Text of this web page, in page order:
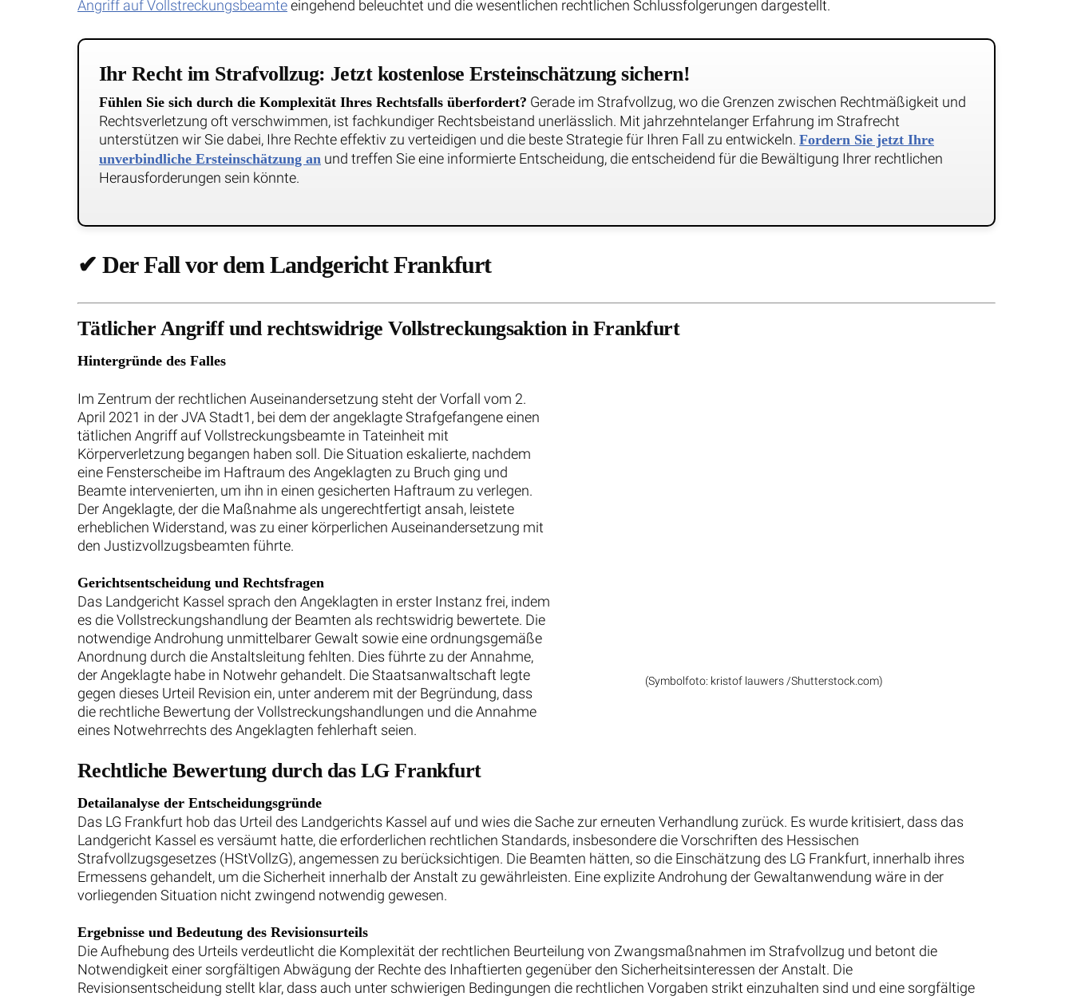
Angriff auf Vollstreckungsbeamteeingehend beleuchtet und die wesentlichen rechtlichen Schlussfolgerungen dargestellt.
Ihr Recht im Strafvollzug: Jetzt kostenlose Ersteinschätzung sichern!
Fühlen Sie sich durch die Komplexität Ihres Rechtsfalls überfordert? Gerade im Strafvollzug, wo die Grenzen zwischen Rechtmäßigkeit und
Rechtsverletzung oft verschwimmen, ist fachkundiger Rechtsbeistand unerlässlich. Mit jahrzehntelanger Erfahrung im Strafrecht
unterstützen wir Sie dabei, Ihre Rechte effektiv zu verteidigen und die beste Strategie für Ihren Fall zu entwickeln. Fordern Sie jetzt Ihre
unverbindliche Ersteinschätzung an und treffen Sie eine informierte Entscheidung, die entscheidend für die Bewältigung Ihrer rechtlichen
Herausforderungen sein könnte.
✔ Der Fall vor dem Landgericht Frankfurt
Tätlicher Angriff und rechtswidrige Vollstreckungsaktion in Frankfurt
Hintergründe des Falles
(Symbolfoto: kristof lauwers /Shutterstock.com)
Im Zentrum der rechtlichen Auseinandersetzung steht der Vorfall vom 2.
April 2021 in der JVA Stadt1, bei dem der angeklagte Strafgefangene einen
tätlichen Angriff auf Vollstreckungsbeamte in Tateinheit mit
Körperverletzung begangen haben soll. Die Situation eskalierte, nachdem
eine Fensterscheibe im Haftraum des Angeklagten zu Bruch ging und
Beamte intervenierten, um ihn in einen gesicherten Haftraum zu verlegen.
Der Angeklagte, der die Maßnahme als ungerechtfertigt ansah, leistete
erheblichen Widerstand, was zu einer körperlichen Auseinandersetzung mit
den Justizvollzugsbeamten führte.
Gerichtsentscheidung und Rechtsfragen
Das Landgericht Kassel sprach den Angeklagten in erster Instanz frei, indem
es die Vollstreckungshandlung der Beamten als rechtswidrig bewertete. Die
notwendige Androhung unmittelbarer Gewalt sowie eine ordnungsgemäße
Anordnung durch die Anstaltsleitung fehlten. Dies führte zu der Annahme,
der Angeklagte habe in Notwehr gehandelt. Die Staatsanwaltschaft legte
gegen dieses Urteil Revision ein, unter anderem mit der Begründung, dass
die rechtliche Bewertung der Vollstreckungshandlungen und die Annahme
eines Notwehrrechts des Angeklagten fehlerhaft seien.
Rechtliche Bewertung durch das LG Frankfurt
Detailanalyse der Entscheidungsgründe
Das LG Frankfurt hob das Urteil des Landgerichts Kassel auf und wies die Sache zur erneuten Verhandlung zurück. Es wurde kritisiert, dass das
Landgericht Kassel es versäumt hatte, die erforderlichen rechtlichen Standards, insbesondere die Vorschriften des Hessischen
Strafvollzugsgesetzes (HStVollzG), angemessen zu berücksichtigen. Die Beamten hätten, so die Einschätzung des LG Frankfurt, innerhalb ihres
Ermessens gehandelt, um die Sicherheit innerhalb der Anstalt zu gewährleisten. Eine explizite Androhung der Gewaltanwendung wäre in der
vorliegenden Situation nicht zwingend notwendig gewesen.
Ergebnisse und Bedeutung des Revisionsurteils
Die Aufhebung des Urteils verdeutlicht die Komplexität der rechtlichen Beurteilung von Zwangsmaßnahmen im Strafvollzug und betont die
Notwendigkeit einer sorgfältigen Abwägung der Rechte des Inhaftierten gegenüber den Sicherheitsinteressen der Anstalt. Die
Revisionsentscheidung stellt klar, dass auch unter schwierigen Bedingungen die rechtlichen Vorgaben strikt einzuhalten sind und eine sorgfältige